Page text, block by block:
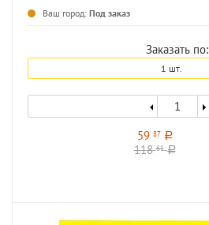
Ваш город: Под заказ
Заказать по:
1 шт.
59 87 a
11861 a